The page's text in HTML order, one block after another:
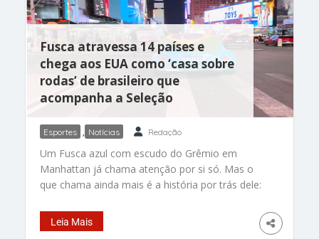
Fusca atravessa 14 países e
chega aos EUA como ‘casa sobre
rodas’ de brasileiro que
acompanha a Seleção
Esportes , Notícias Redação
Um Fusca azul com escudo do Grêmio em
Manhattan já chama atenção por si só. Mas o
que chama ainda mais é a história por trás dele:
cruzando 14 países, para acompanhar a Seleção
Brasileira na Copa do Mundo. O dono da
Leia Mais